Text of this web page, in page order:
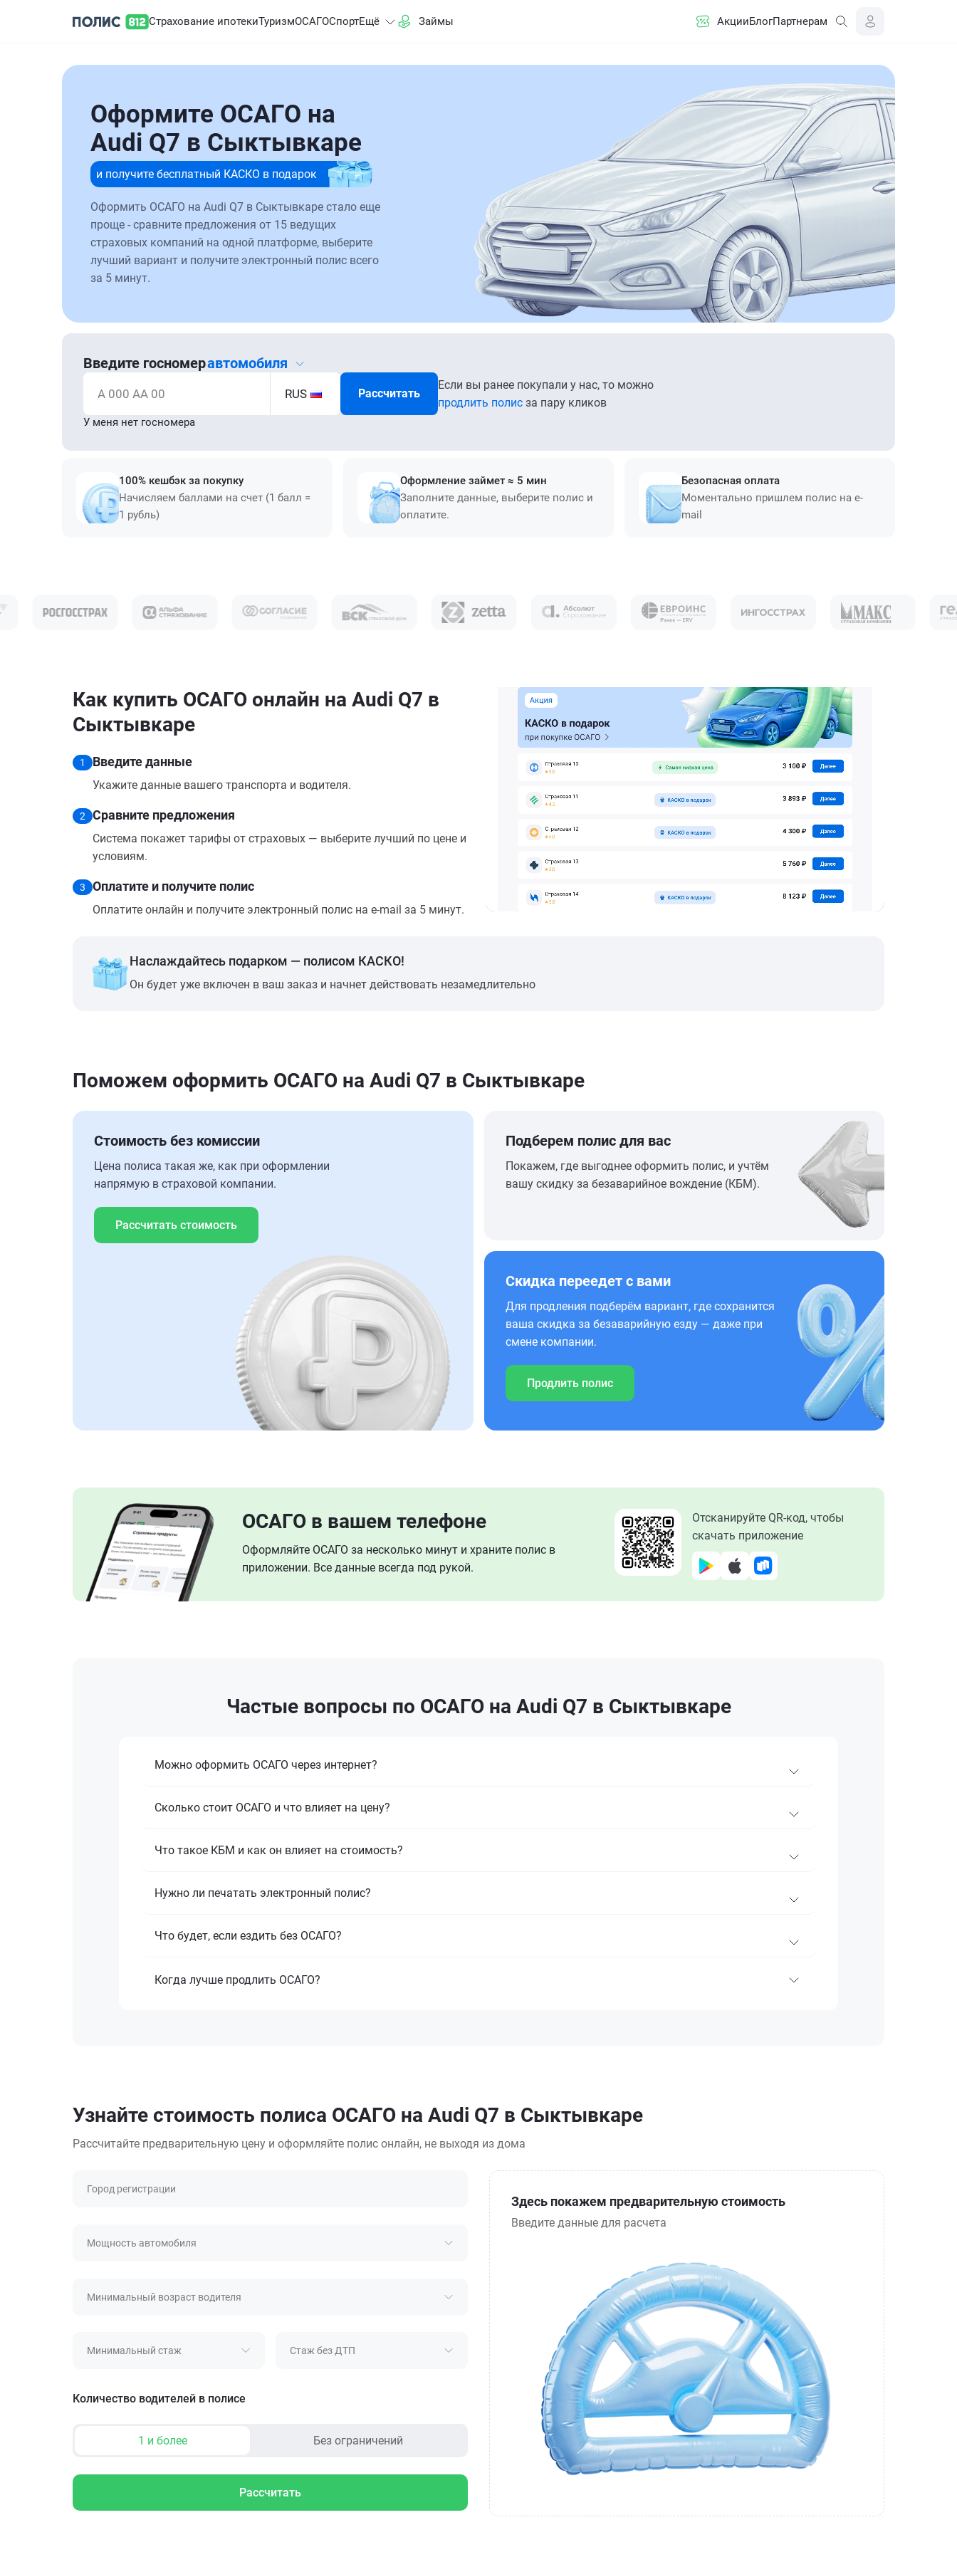
Страхование ипотекиТуризмОСАГОСпортЕщё Займы АкцииБлогПартнерам
Оформите ОСАГО на
Audi Q7 в Сыктывкаре
и получите бесплатный КАСКО в подарок
Оформить ОСАГО на Audi Q7 в Сыктывкаре стало еще
проще - сравните предложения от 15 ведущих
страховых компаний на одной платформе, выберите
лучший вариант и получите электронный полис всего
за 5 минут.
Введите госномеравтомобиля
А 000 АА 00 RUS Рассчитать
Если вы ранее покупали у нас, то можно
продлить полис за пару кликов
У меня нет госномера
100% кешбэк за покупку
Начисляем баллами на счет (1 балл =
1 рубль)
Оформление займет ≈ 5 мин
Заполните данные, выберите полис и
оплатите.
Безопасная оплата
Моментально пришлем полис на e-
mail
Как купить ОСАГО онлайн на Audi Q7 в
Сыктывкаре
1 Введите данные
Укажите данные вашего транспорта и водителя.
2 Сравните предложения
Система покажет тарифы от страховых — выберите лучший по цене и
условиям.
3 Оплатите и получите полис
Оплатите онлайн и получите электронный полис на e-mail за 5 минут.
Наслаждайтесь подарком — полисом КАСКО!
Он будет уже включен в ваш заказ и начнет действовать незамедлительно
Поможем оформить ОСАГО на Audi Q7 в Сыктывкаре
Стоимость без комиссии
Цена полиса такая же, как при оформлении
напрямую в страховой компании.
Рассчитать стоимость
Подберем полис для вас
Покажем, где выгоднее оформить полис, и учтём
вашу скидку за безаварийное вождение (КБМ).
Скидка переедет с вами
Для продления подберём вариант, где сохранится
ваша скидка за безаварийную езду — даже при
смене компании.
Продлить полис
ОСАГО в вашем телефоне
Оформляйте ОСАГО за несколько минут и храните полис в
приложении. Все данные всегда под рукой.
Отсканируйте QR-код, чтобы
скачать приложение
Частые вопросы по ОСАГО на Audi Q7 в Сыктывкаре
Можно оформить ОСАГО через интернет?
Сколько стоит ОСАГО и что влияет на цену?
Что такое КБМ и как он влияет на стоимость?
Нужно ли печатать электронный полис?
Что будет, если ездить без ОСАГО?
Когда лучше продлить ОСАГО?
Узнайте стоимость полиса ОСАГО на Audi Q7 в Сыктывкаре
Рассчитайте предварительную цену и оформляйте полис онлайн, не выходя из дома
Город регистрации
Мощность автомобиля
Минимальный возраст водителя
Минимальный стаж Стаж без ДТП
Количество водителей в полисе
1 и более Без ограничений
Рассчитать
Здесь покажем предварительную стоимость
Введите данные для расчета